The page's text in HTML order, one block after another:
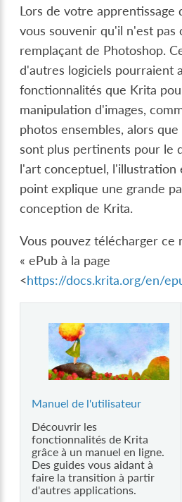
Lors de votre apprentissage
vous souvenir qu'il n'est pas
remplaçant de Photoshop.
d'autres logiciels pourraient
fonctionnalités que Krita
manipulation d'images,
photos ensembles, alors
sont plus pertinents pour le
l'art conceptuel, l'illustration
point explique une grande
conception de Krita.
Vous pouvez télécharger ce
« ePub à la page
<https://docs.krita.org/en/
Manuel de l'utilisateur
Découvrir les
fonctionnalités de Krita
grâce à un manuel en ligne.
Des guides vous aidant à
faire la transition à partir
d'autres applications.